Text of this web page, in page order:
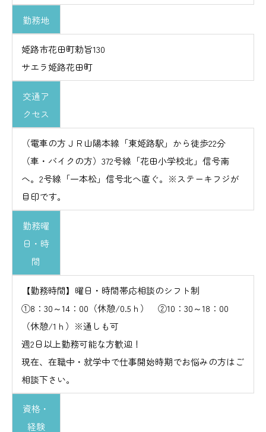
勤務地
姫路市花田町勅旨130
サエラ姫路花田町
交通ア
クセス
（電車の方ＪＲ山陽本線「東姫路駅」から徒歩22分
（車・バイクの方）372号線「花田小学校北」信号南
へ。2号線「一本松」信号北へ直ぐ。※ステーキフジが
目印です。
勤務曜
日・時
間
【勤務時間】曜日・時間帯応相談のシフト制
①8：30～14：00（休憩/0.5ｈ） ②10：30～18：00
（休憩/1ｈ）※通しも可
週2日以上勤務可能な方歓迎！
現在、在職中・就学中で仕事開始時期でお悩みの方はご
相談下さい。
資格・
経験